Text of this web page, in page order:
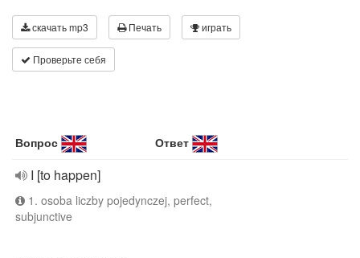
скачать mp3 Печать играть
Проверьте себя
Вопрос Ответ
I [to happen]
1. osoba liczby pojedynczej, perfect,
subjunctive